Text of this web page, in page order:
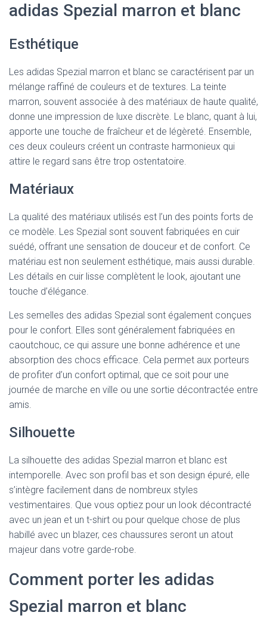
adidas Spezial marron et blanc
Esthétique
Les adidas Spezial marron et blanc se caractérisent par un
mélange raffiné de couleurs et de textures. La teinte
marron, souvent associée à des matériaux de haute qualité,
donne une impression de luxe discrète. Le blanc, quant à lui,
apporte une touche de fraîcheur et de légèreté. Ensemble,
ces deux couleurs créent un contraste harmonieux qui
attire le regard sans être trop ostentatoire.
Matériaux
La qualité des matériaux utilisés est l’un des points forts de
ce modèle. Les Spezial sont souvent fabriquées en cuir
suédé, offrant une sensation de douceur et de confort. Ce
matériau est non seulement esthétique, mais aussi durable.
Les détails en cuir lisse complètent le look, ajoutant une
touche d’élégance.
Les semelles des adidas Spezial sont également conçues
pour le confort. Elles sont généralement fabriquées en
caoutchouc, ce qui assure une bonne adhérence et une
absorption des chocs efficace. Cela permet aux porteurs
de profiter d’un confort optimal, que ce soit pour une
journée de marche en ville ou une sortie décontractée entre
amis.
Silhouette
La silhouette des adidas Spezial marron et blanc est
intemporelle. Avec son profil bas et son design épuré, elle
s’intègre facilement dans de nombreux styles
vestimentaires. Que vous optiez pour un look décontracté
avec un jean et un t-shirt ou pour quelque chose de plus
habillé avec un blazer, ces chaussures seront un atout
majeur dans votre garde-robe.
Comment porter les adidas
Spezial marron et blanc